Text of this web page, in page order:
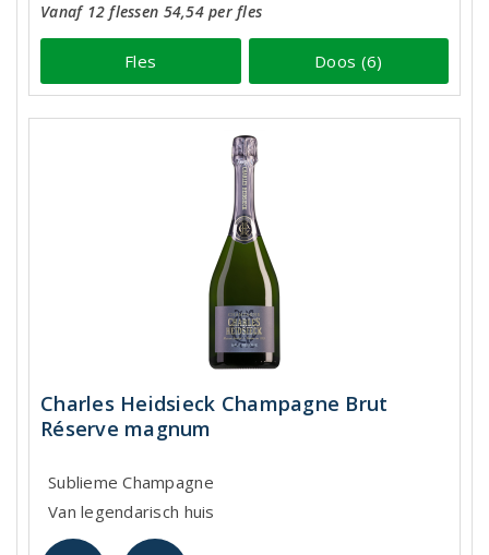
Vanaf 12 flessen 54,54 per fles
Fles Doos (6)
Charles Heidsieck Champagne Brut
Réserve magnum
Sublieme Champagne
Van legendarisch huis